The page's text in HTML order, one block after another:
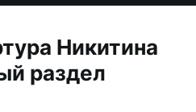
Никитина
раздел